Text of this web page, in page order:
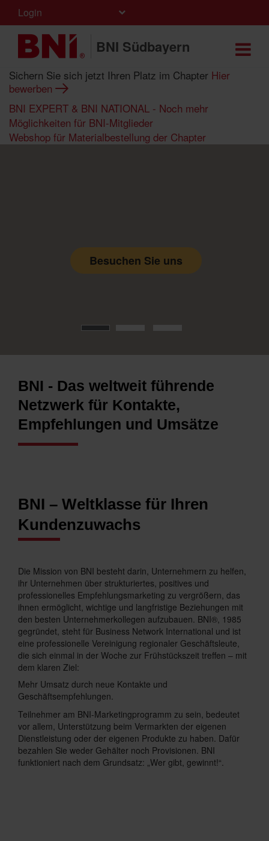
Login
BNI Südbayern
Sichern Sie sich jetzt Ihren Platz im Chapter Hier
bewerben
BNI EXPERT & BNI NATIONAL - Noch mehr
Möglichkeiten für BNI-Mitglieder
Webshop für Materialbestellung der Chapter
Besuchen Sie uns
BNI - Das weltweit führende
Netzwerk für Kontakte,
Empfehlungen und Umsätze
BNI – Weltklasse für Ihren
Kundenzuwachs
Die Mission von BNI besteht darin, Unternehmern zu helfen,
ihr Unternehmen über strukturiertes, positives und
professionelles Empfehlungsmarketing zu vergrößern, das
ihnen ermöglicht, wichtige und langfristige Beziehungen mit
den besten Unternehmerkollegen aufzubauen. BNI®, 1985
gegründet, steht für Business Network International und ist
eine professionelle Vereinigung regionaler Geschäftsleute,
die sich einmal in der Woche zur Frühstückszeit treffen – mit
dem klaren Ziel:
Mehr Umsatz durch neue Kontakte und
Geschäftsempfehlungen.
Teilnehmer am BNI-Marketingprogramm zu sein, bedeutet
vor allem, Unterstützung beim Vermarkten der eigenen
Dienstleistung oder der eigenen Produkte zu haben. Dafür
bezahlen Sie weder Gehälter noch Provisionen. BNI
funktioniert nach dem Grundsatz: „Wer gibt, gewinnt!“.